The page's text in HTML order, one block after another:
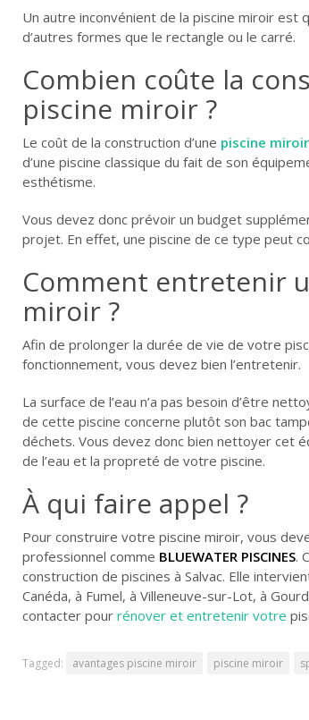
Un autre inconvénient de la piscine miroir est
d’autres formes que le rectangle ou le carré.
Combien coûte la
piscine miroir ?
Le coût de la construction d’une piscine miroir
d’une piscine classique du fait de son
esthétisme.
Vous devez donc prévoir un budget
projet. En effet, une piscine de ce type peut
Comment entretenir
miroir ?
Afin de prolonger la durée de vie de votre
fonctionnement, vous devez bien l’entretenir.
La surface de l’eau n’a pas besoin d’être
de cette piscine concerne plutôt son bac
déchets. Vous devez donc bien nettoyer cet
de l’eau et la propreté de votre piscine.
À qui faire appel ?
Pour construire votre piscine miroir, vous
professionnel comme BLUEWATER PISCINES.
construction de piscines à Salvac. Elle
Canéda, à Fumel, à Villeneuve-sur-Lot, à
contacter pour rénover et entretenir votre
Tagged: avantages piscine miroir piscine miroir